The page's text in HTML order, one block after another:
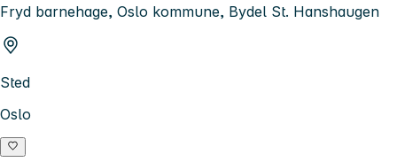
Fryd barnehage, Oslo kommune, Bydel St. Hanshaugen
Sted
Oslo